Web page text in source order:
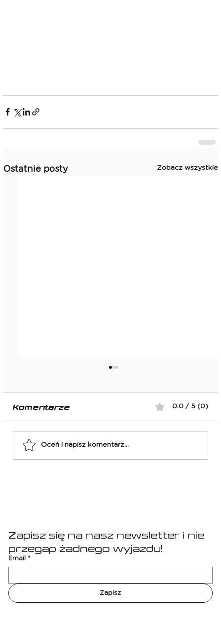
Ostatnie posty Zobacz wszystkie
Komentarze 0.0 / 5 (0)
Oceń i napisz komentarz...
Zapisz się na nasz newsletter i nie
przegap żadnego wyjazdu!
Email *
Zapisz